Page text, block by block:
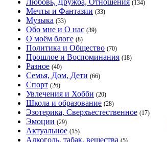
Любовь, Дружба, Отношения (134)
Мечты и Фантазии (33)
Музыка (33)
Обо мне и О нас (39)
О моём блоге (8)
Политика и Общество (70)
Прошлое и Воспоминания (18)
Разное (40)
Семья, Дом, Дети (66)
Спорт (26)
Увлечения и Хобби (20)
Школа и образование (28)
Эзотерика, Сверхъестественное (17)
Эмоции (29)
Актуальное (15)
Алкоголь, табак, вещества (5)